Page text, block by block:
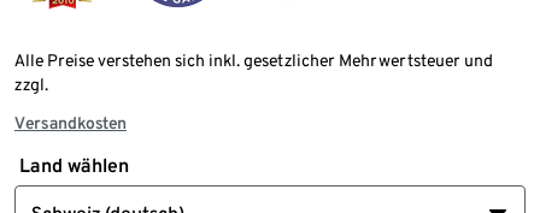
Alle Preise verstehen sich inkl. gesetzlicher Mehrwertsteuer und
zzgl.
Versandkosten
Land wählen